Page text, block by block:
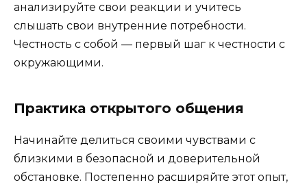
анализируйте свои реакции и учитесь
слышать свои внутренние потребности.
Честность с собой — первый шаг к честности с
окружающими.
Практика открытого общения
Начинайте делиться своими чувствами с
близкими в безопасной и доверительной
обстановке. Постепенно расширяйте этот опыт,